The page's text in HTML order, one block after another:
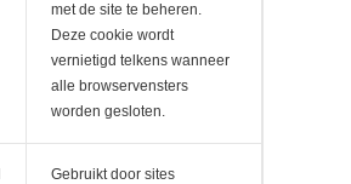
met de site te beheren.
Deze cookie wordt
vernietigd telkens wanneer
alle browservensters
worden gesloten.
Gebruikt door sites